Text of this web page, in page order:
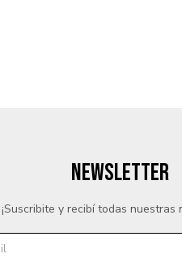
NEWSLETTER
¡Suscribite y recibí todas nuestras